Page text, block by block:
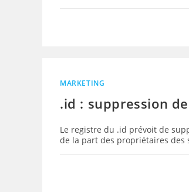
MARKETING
.id : suppression
Le registre du .id prévoit de
de la part des propriétaires des